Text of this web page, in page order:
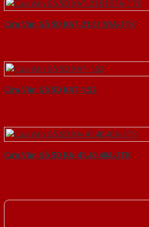
Cửa Vân Gỗ 5D KAT-21.51.51A-1TK
Cửa Vân Gỗ 5D KAT-1.52
Cửa Vân Gỗ 5D KA-41.40.40A-3TK